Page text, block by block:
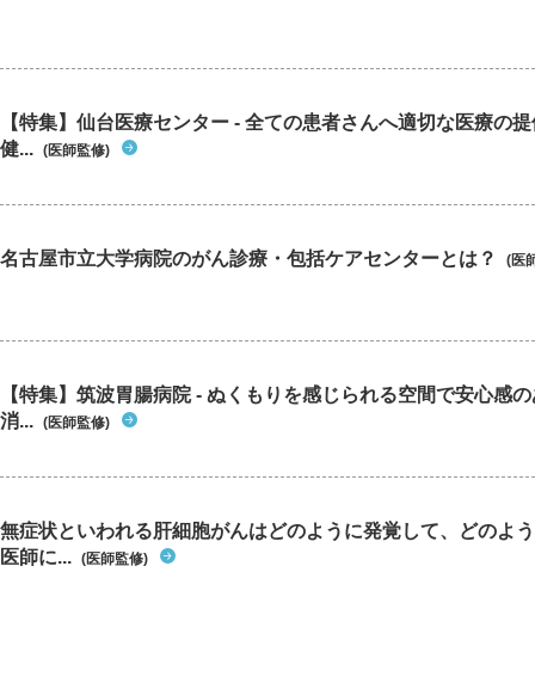
【特集】仙台医療センター - 全ての患者さんへ適切な医療の
健... (医師監修)
名古屋市立大学病院のがん診療・包括ケアセンターとは？ (医
【特集】筑波胃腸病院 - ぬくもりを感じられる空間で安心感
消... (医師監修)
無症状といわれる肝細胞がんはどのように発覚して、どのよ
医師に... (医師監修)